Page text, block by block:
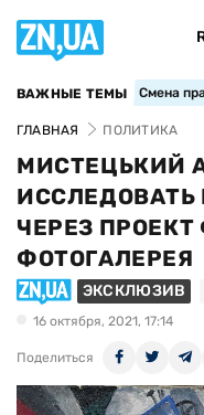
ВАЖНЫЕ ТЕМЫ Смена
ГЛАВНАЯ ПОЛИТИКА
МИСТЕЦЬКИЙ
ЧЕРЕЗ
ФОТОГАЛЕРЕЯ
ЭКСКЛЮЗИВ
16 октября, 2021, 17:14
Поделиться